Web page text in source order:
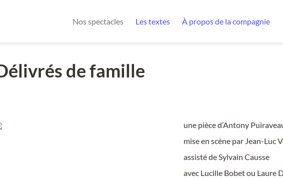
Nos spectacles Les textes À propos de la compagnie
de famille
une pièce d’Antony
mise en scène par Jean-Luc
assisté de Sylvain Causse
avec Lucille Bobet ou Laure